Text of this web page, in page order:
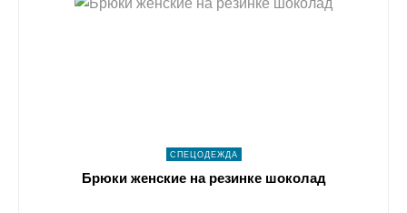
shopping_cart В КОРЗИНУ
СПЕЦОДЕЖДА
Брюки женские на резинке шоколад